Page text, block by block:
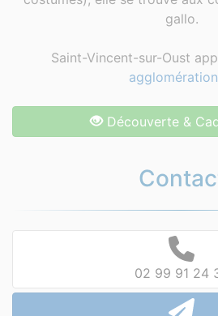
gallo.
Saint-Vincent-sur-Oust
agglomération
Découverte &
02 99 91 24